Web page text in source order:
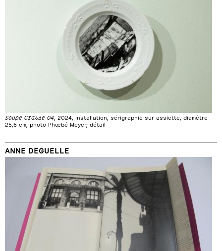
Soupe Grasse 04 , 2024, installation, sérigraphie sur assiette, diamètre
25,6 cm, photo Phœbé Meyer, détail
ANNE DEGUELLE